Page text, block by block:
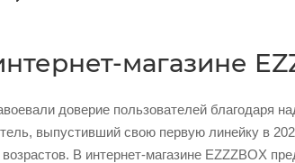
магазине
доверие пользователей благодаря
выпустивший свою первую линейку в
В интернет-магазине EZZZBOX